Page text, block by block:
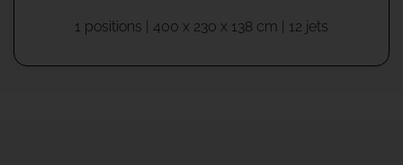
1 positions | 400 x 230 x 138 cm | 12 jets